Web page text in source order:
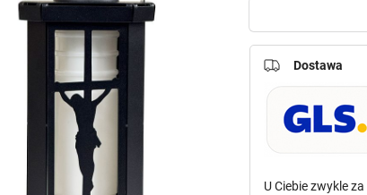
Dostawa
U Ciebie zwykle za